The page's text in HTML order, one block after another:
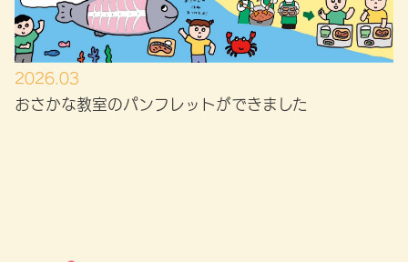
2026.03
おさかな教室のパンフレットができました